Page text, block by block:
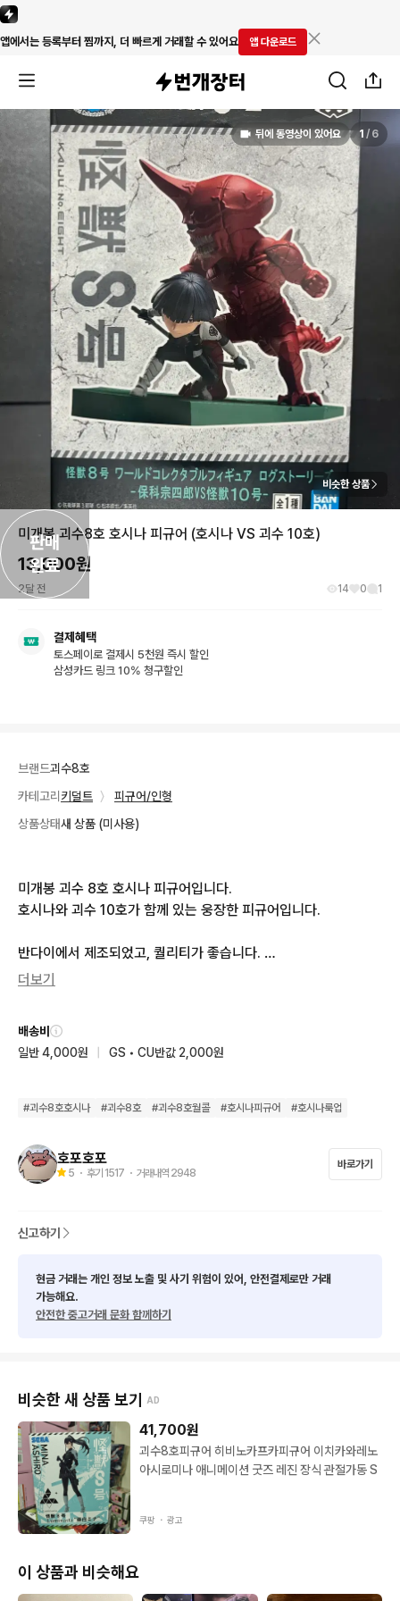
앱에서는 등록부터 찜까지, 더 빠르게 거래할 수 있어요 앱 다운로드
판매
완료
뒤에 동영상이 있어요 1 / 6
비슷한 상품
미개봉 괴수8호 호시나 피규어 (호시나 VS 괴수 10호)
13,000원
2달 전 14 0 1
결제혜택
토스페이로 결제시 5천원 즉시 할인
삼성카드 링크 10% 청구할인
브랜드괴수8호
카테고리 키덜트 〉
피규어/인형
상품상태새 상품 (미사용)
미개봉 괴수 8호 호시나 피규어입니다.
호시나와 괴수 10호가 함께 있는 웅장한 피규어입니다.
반다이에서 제조되었고, 퀄리티가 좋습니다.
미개봉입니다!
택배:당일접수~ 다음날까지는 접수해드립니다!
※ 경품 피규어 특성상 미세한 공정상의도색 미스 등 있을수있으나
이로 인한 환불은 불가합니다🥲
(미개봉품은 미리 확인할수가 없어요 ㅠ)
파손 방지를 위해 에어캡 포장해서 보내드립니다만 배송중의 과정
립니다!😀
더보기
배송비
일반 4,000원
GS • CU반값 2,000원
#괴수8호호시나 #괴수8호 #괴수8호월콜 #호시나피규어 #호시나룩업
호포호포
5 ・ 후기 1517 ・ 거래내역 2948
바로가기
신고하기
현금 거래는 개인 정보 노출 및 사기 위험이 있어, 안전결제로만 거래
가능해요.
안전한 중고거래 문화 함께하기
비슷한 새 상품 보기 AD
41,700원
괴수8호피규어 히비노카프카피규어 이치카와레노
아시로미나 애니메이션 굿즈 레진 장식 관절가동 S
쿠팡 ・ 광고
이 상품과 비슷해요